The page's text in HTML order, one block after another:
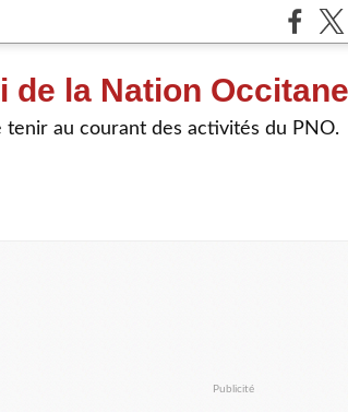
de la Nation Occitane
tenir au courant des activités du PNO.
Publicité